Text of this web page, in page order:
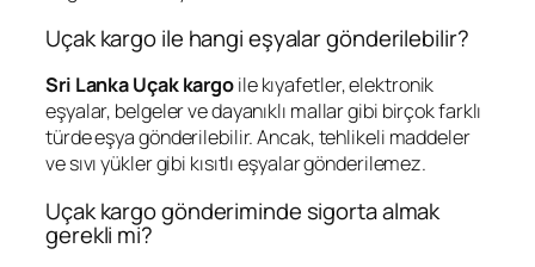
Uçak kargo ile hangi eşyalar gönderilebilir?
Sri Lanka Uçak kargoile kıyafetler, elektronik
eşyalar, belgeler ve dayanıklı mallar gibi birçok farklı
türde eşya gönderilebilir. Ancak, tehlikeli maddeler
ve sıvı yükler gibi kısıtlı eşyalar gönderilemez.
Uçak kargo gönderiminde sigorta almak
gerekli mi?